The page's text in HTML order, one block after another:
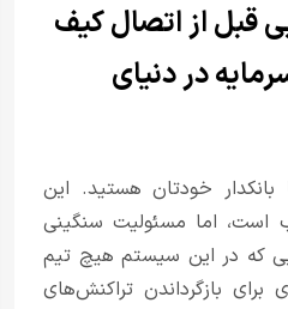
قبل از اتصال کیف
در دنیای
بانکدار خودتان هستید. این
است، اما مسئولیت سنگینی
که در این سیستم هیچ تیم
برای بازگرداندن تراکنش‌های